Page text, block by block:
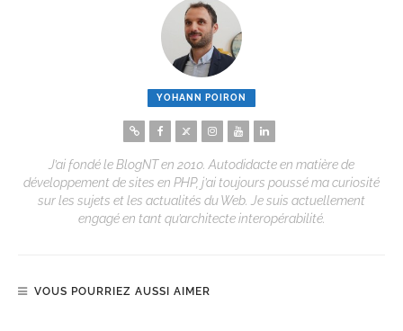
YOHANN POIRON
J’ai fondé le BlogNT en 2010. Autodidacte en matière de
développement de sites en PHP, j’ai toujours poussé ma curiosité
sur les sujets et les actualités du Web. Je suis actuellement
engagé en tant qu’architecte interopérabilité.
VOUS POURRIEZ AUSSI AIMER